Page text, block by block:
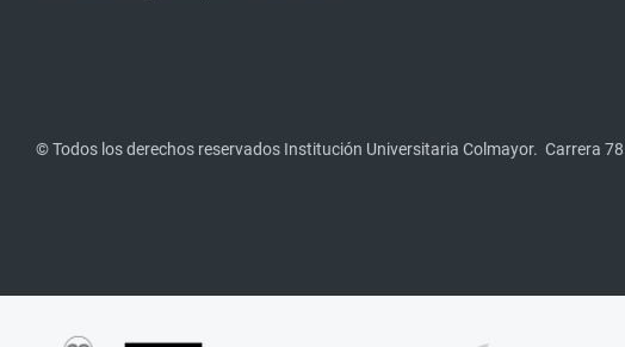
© Todos los derechos reservados Institución Universitaria Colmayor. Carrera